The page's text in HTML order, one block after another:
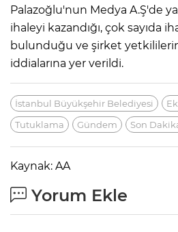
Palazoğlu'nun Medya A.Ş'de
ihaleyi kazandığı, çok sayıda
bulunduğu ve şirket
iddialarına yer verildi.
İstanbul Büyükşehir Belediyesi
Tutuklama
Gündem Son
Kaynak: AA
Yorum Ekle